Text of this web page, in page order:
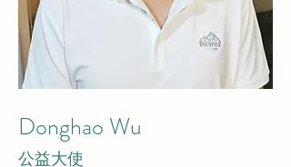
Donghao Wu
公益大使